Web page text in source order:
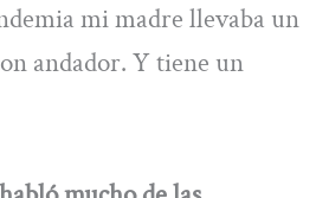
mi madre llevaba un
andador. Y tiene un